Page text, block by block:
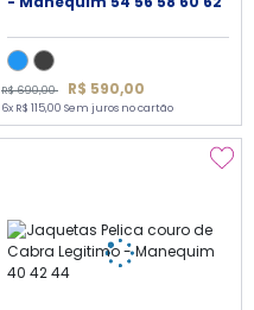
R$ 690,00 R$ 590,00
6x R$ 115,00 Sem juros no cartão